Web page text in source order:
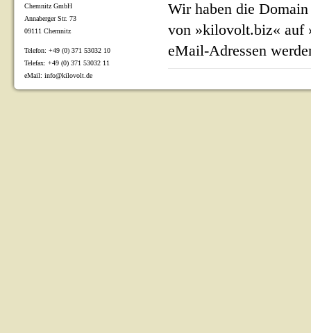
Wir haben die
von »kilovolt.biz« auf
eMail-Adressen
Chemnitz GmbH
Annaberger Str. 73
09111 Chemnitz
Telefon: +49 (0) 371 53032 10
Telefax: +49 (0) 371 53032 11
eMail: info@kilovolt.de